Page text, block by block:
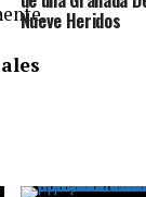
Nueve Heridos